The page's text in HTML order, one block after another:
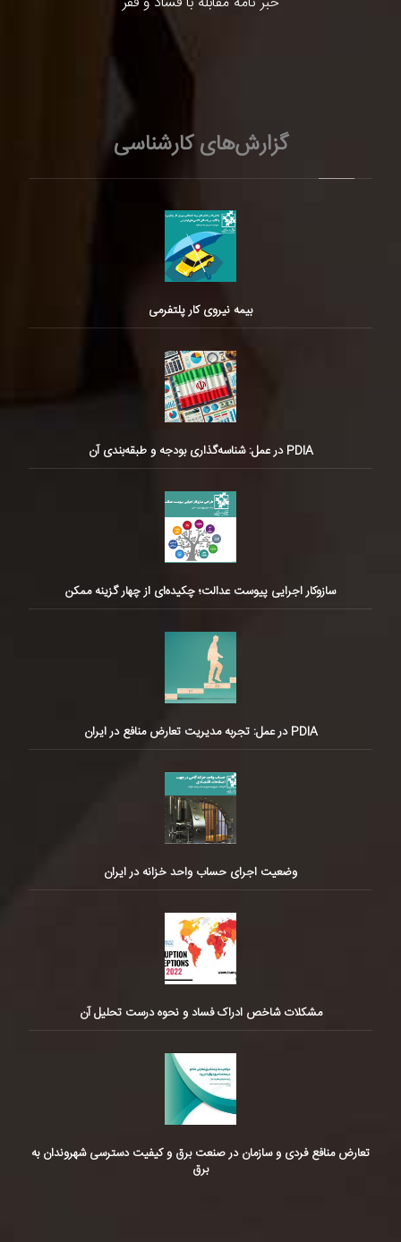
گزارش‌های کارشناسی
بیمه نیروی کار پلتفرمی
PDIA در عمل: شناسه‌گذاری بودجه و طبقه‌بندی آن
سازوکار اجرایی پیوست عدالت؛ چکیده‌ای از چهار گزینه ممکن
PDIA در عمل: تجربه مدیریت تعارض منافع در ایران
وضعیت اجرای حساب واحد خزانه در ایران
مشکلات شاخص ادراک فساد و نحوه درست تحلیل آن
تعارض منافع فردی و سازمان در صنعت برق و کیفیت دسترسی شهروندان به
برق